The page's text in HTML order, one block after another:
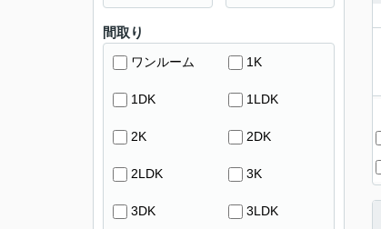
間取り
ワンルーム 1K
1DK 1LDK
2K 2DK
2LDK 3K
3DK 3LDK